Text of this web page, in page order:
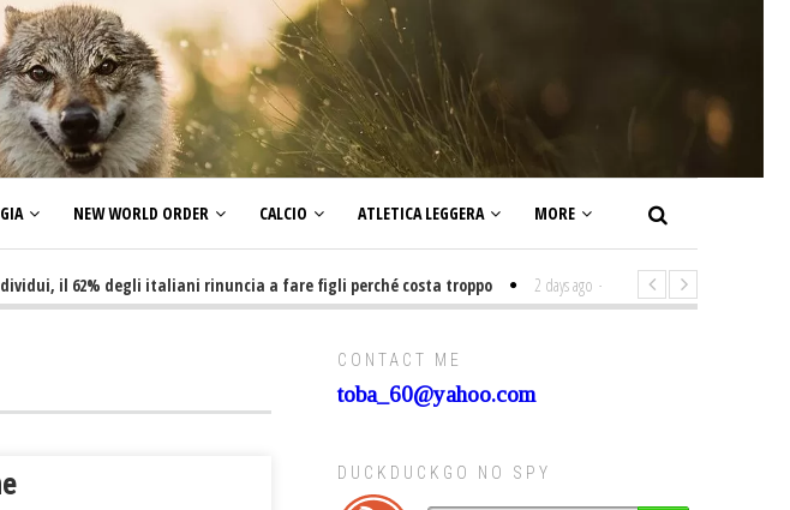
NEW WORLD ORDER CALCIO ATLETICA LEGGERA MORE
il 62% degli italiani rinuncia a fare figli perché costa troppo 2 days ago - Non mi interesso di politica
CONTACT ME
toba_60@yahoo.com
DUCKDUCKGO NO SPY